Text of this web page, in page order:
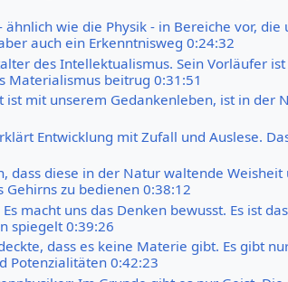
wie die Physik - in Bereiche vor,
auch ein Erkenntnisweg 0:24:32
des Intellektualismus. Sein Vorläufer
Materialismus beitrug 0:31:51
ist mit unserem Gedankenleben, ist in der
Entwicklung mit Zufall und Auslese.
dass diese in der Natur waltende
Gehirns zu bedienen 0:38:12
macht uns das Denken bewusst. Es ist
spiegelt 0:39:26
dass es keine Materie gibt. Es gibt
Potenzialitäten 0:42:23